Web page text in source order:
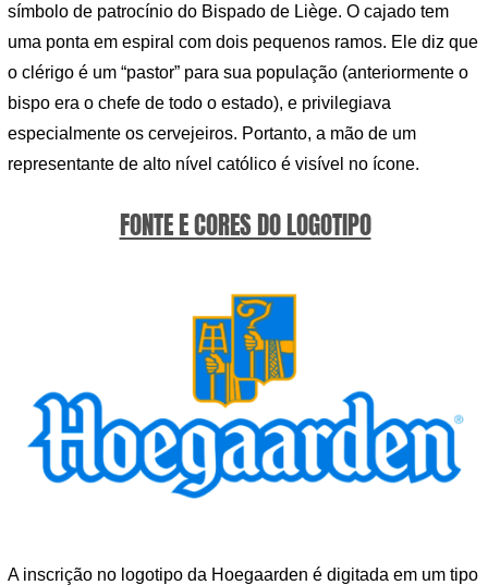
símbolo de patrocínio do Bispado de Liège. O cajado tem
uma ponta em espiral com dois pequenos ramos. Ele diz que
o clérigo é um “pastor” para sua população (anteriormente o
bispo era o chefe de todo o estado), e privilegiava
especialmente os cervejeiros. Portanto, a mão de um
representante de alto nível católico é visível no ícone.
FONTE E CORES DO LOGOTIPO
A inscrição no logotipo da Hoegaarden é digitada em um tipo